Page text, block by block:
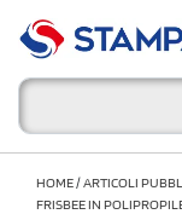
HOME/ARTICOLI
FRISBEE IN